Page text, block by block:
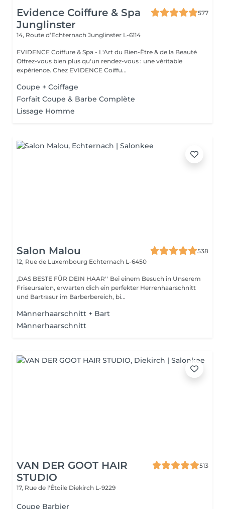
Evidence Coiffure & Spa
Junglinster
577
14, Route d‘Echternach Junglinster L-6114
EVIDENCE Coiffure & Spa - L'Art du Bien-Être & de la Beauté
Offrez-vous bien plus qu'un rendez-vous : une véritable
expérience. Chez EVIDENCE Coiffu...
Coupe + Coiffage
Forfait Coupe & Barbe Complète
Lissage Homme
Salon Malou
538
12, Rue de Luxembourg Echternach L-6450
,DAS BESTE FÜR DEIN HAAR'' Bei einem Besuch in Unserem
Friseursalon, erwarten dich ein perfekter Herrenhaarschnitt
und Bartrasur im Barberbereich, bi...
Männerhaarschnitt + Bart
Männerhaarschnitt
VAN DER GOOT HAIR
STUDIO
513
17, Rue de l'Étoile Diekirch L-9229
Coupe Barbier